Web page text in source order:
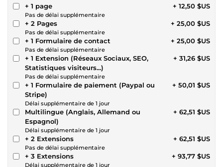
+ 1 page
Pas de délai supplémentaire
+ 12,50 $US
+ 2 Pages
Pas de délai supplémentaire
+ 25,00 $US
+ 1 Formulaire de contact
Pas de délai supplémentaire
+ 25,00 $US
+ 1 Extension (Réseaux Sociaux, SEO,
Statistiques visiteurs...)
Pas de délai supplémentaire
+ 31,26 $US
+ 1 Formulaire de paiement (Paypal ou
Stripe)
Délai supplémentaire de 1 jour
+ 50,01 $US
Multilingue (Anglais, Allemand ou
Espagnol)
Délai supplémentaire de 1 jour
+ 62,51 $US
+ 2 Extensions
Pas de délai supplémentaire
+ 62,51 $US
+ 3 Extensions
Délai supplémentaire de 1 jour
+ 93,77 $US